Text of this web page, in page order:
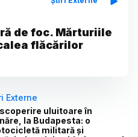
de foc. Mărturiile
flăcărilor
Externe
uluitoare în
la Budapesta: o
militară și